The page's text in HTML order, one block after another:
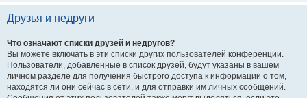
Друзья и недруги
Что означают списки друзей и недругов?
Вы можете включать в эти списки других пользователей конференции.
Пользователи, добавленные в список друзей, будут указаны в вашем
личном разделе для получения быстрого доступа к информации о том,
находятся ли они сейчас в сети, и для отправки им личных сообщений.